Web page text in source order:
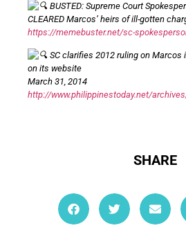
BUSTED: Supreme Court
CLEARED Marcos’ heirs of ill-gotten
https://memebuster.net/sc-
SC clarifies 2012 ruling on
on its website
March 31, 2014
http://www.philippinestoday.net/
SHARE